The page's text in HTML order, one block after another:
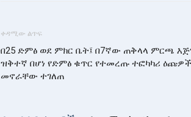
ቀዳሚው ልጥፍ
በ25 ድምፅ ወደ ምክር ቤት፤ በ7ኛው ጠቅላላ ምርጫ
ዝቅተኛ በሆነ የድምፅ ቁጥር የተመረጡ ተፎካካሪ ዕጩዎች
መኖራቸው ተገለጠ